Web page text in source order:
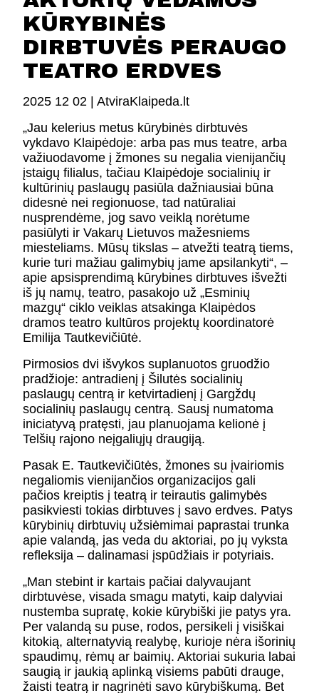
FESTIVALIS „THEATRIUM”
EDUKACIJA IR PARODOS
KULTŪROS PASAS
VIRTUALUS TURAS
Žiūrovams
DOVANŲ KUPONAS
BILIETAI IR NUOLAIDOS
INFORMACIJA ASMENIMS SU NEGALIA
KAVINĖ „DRAMA-CHA-CHA”
ATRIBUTIKA
NAUJIENOS
VAIKŲ TEATRO STUDIJA
Kontaktai
KONTAKTAI
PARTNERIAI
TEATRO KASA
KARJERA IR SAVANORYSTĖ
PRISIJUNGTI - + =
KŪRYBINĖS
DIRBTUVĖS PERAUGO
TEATRO ERDVES
2025 12 02 | AtviraKlaipeda.lt
„Jau kelerius metus kūrybinės dirbtuvės
vykdavo Klaipėdoje: arba pas mus teatre, arba
važiuodavome į žmones su negalia vienijančių
įstaigų filialus, tačiau Klaipėdoje socialinių ir
kultūrinių paslaugų pasiūla dažniausiai būna
didesnė nei regionuose, tad natūraliai
nusprendėme, jog savo veiklą norėtume
pasiūlyti ir Vakarų Lietuvos mažesniems
miesteliams. Mūsų tikslas – atvežti teatrą tiems,
kurie turi mažiau galimybių jame apsilankyti“, –
apie apsisprendimą kūrybines dirbtuves išvežti
iš jų namų, teatro, pasakojo už „Esminių
mazgų“ ciklo veiklas atsakinga Klaipėdos
dramos teatro kultūros projektų koordinatorė
Emilija Tautkevičiūtė.
Pirmosios dvi išvykos suplanuotos gruodžio
pradžioje: antradienį į Šilutės socialinių
paslaugų centrą ir ketvirtadienį į Gargždų
socialinių paslaugų centrą. Sausį numatoma
iniciatyvą pratęsti, jau planuojama kelionė į
Telšių rajono neįgaliųjų draugiją.
Pasak E. Tautkevičiūtės, žmones su įvairiomis
negaliomis vienijančios organizacijos gali
pačios kreiptis į teatrą ir teirautis galimybės
pasikviesti tokias dirbtuves į savo erdves. Patys
kūrybinių dirbtuvių užsiėmimai paprastai trunka
apie valandą, jas veda du aktoriai, po jų vyksta
refleksija – dalinamasi įspūdžiais ir potyriais.
„Man stebint ir kartais pačiai dalyvaujant
dirbtuvėse, visada smagu matyti, kaip dalyviai
nustemba supratę, kokie kūrybiški jie patys yra.
Per valandą su puse, rodos, persikeli į visiškai
kitokią, alternatyvią realybę, kurioje nėra išorinių
spaudimų, rėmų ar baimių. Aktoriai sukuria labai
saugią ir jaukią aplinką visiems pabūti drauge,
žaisti teatrą ir nagrinėti savo kūrybiškumą. Bet